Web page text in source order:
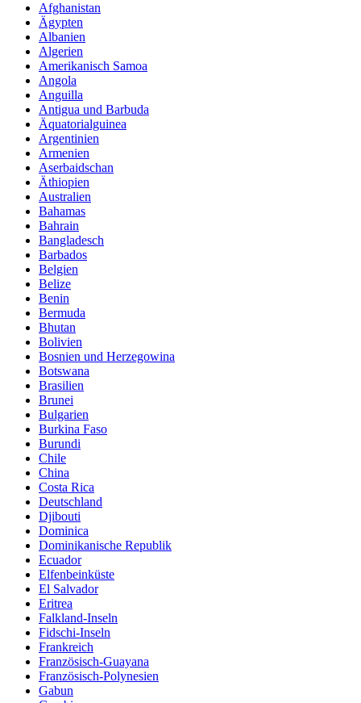
Afghanistan
Ägypten
Albanien
Algerien
Amerikanisch Samoa
Angola
Anguilla
Antigua und Barbuda
Äquatorialguinea
Argentinien
Armenien
Aserbaidschan
Äthiopien
Australien
Bahamas
Bahrain
Bangladesch
Barbados
Belgien
Belize
Benin
Bermuda
Bhutan
Bolivien
Bosnien und Herzegowina
Botswana
Brasilien
Brunei
Bulgarien
Burkina Faso
Burundi
Chile
China
Costa Rica
Deutschland
Djibouti
Dominica
Dominikanische Republik
Ecuador
Elfenbeinküste
El Salvador
Eritrea
Falkland-Inseln
Fidschi-Inseln
Frankreich
Französisch-Guayana
Französisch-Polynesien
Gabun